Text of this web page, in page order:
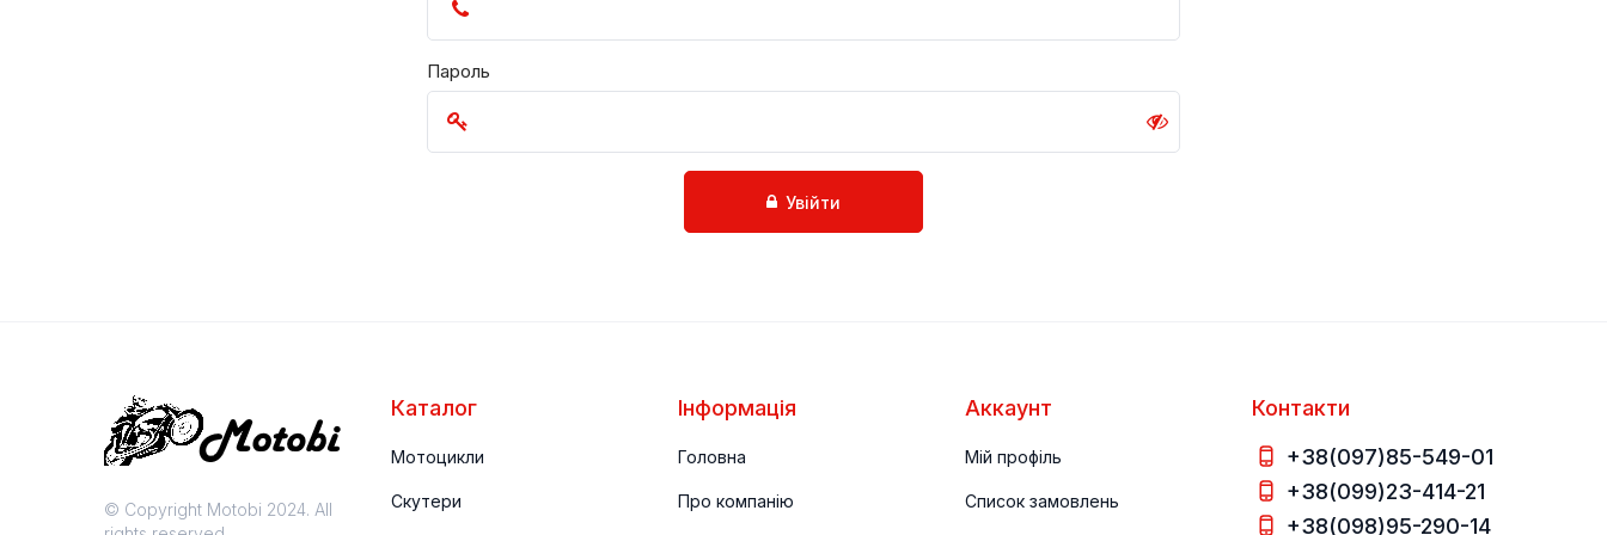
Пароль
Увійти
© Copyright Motobi 2024. All
Каталог
Мотоцикли
Скутери
Інформація
Головна
Про компанію
Аккаунт
Мій профіль
Список замовлень
Контакти
+38(097)85-549-01
+38(099)23-414-21
+38(098)95-290-14